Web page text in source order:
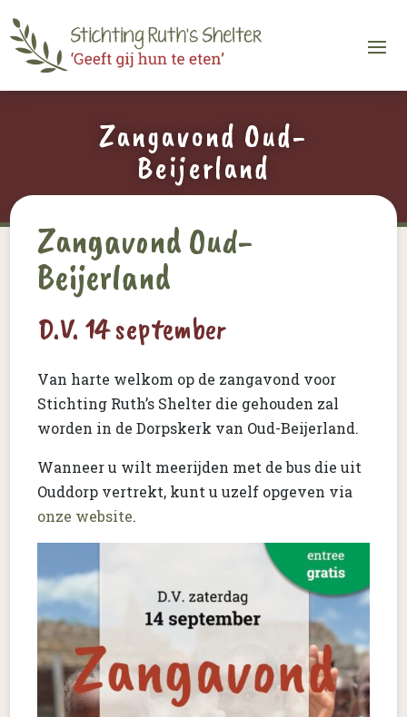
Zangavond Oud-
Beijerland
Zangavond Oud-
Beijerland
D.V. 14 september
Van harte welkom op de zangavond voor
Stichting Ruth’s Shelter die gehouden zal
worden in de Dorpskerk van Oud-Beijerland.
Wanneer u wilt meerijden met de bus die uit
Ouddorp vertrekt, kunt u uzelf opgeven via
onze website.